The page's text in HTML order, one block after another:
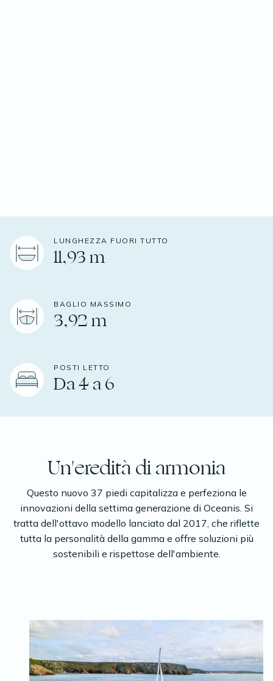
LUNGHEZZA FUORI TUTTO
11,93 m
BAGLIO MASSIMO
3,92 m
POSTI LETTO
Da 4 a 6
Un'eredità di armonia
Questo nuovo 37 piedi capitalizza e perfeziona le
innovazioni della settima generazione di Oceanis. Si
tratta dell'ottavo modello lanciato dal 2017, che riflette
tutta la personalità della gamma e offre soluzioni più
sostenibili e rispettose dell'ambiente.